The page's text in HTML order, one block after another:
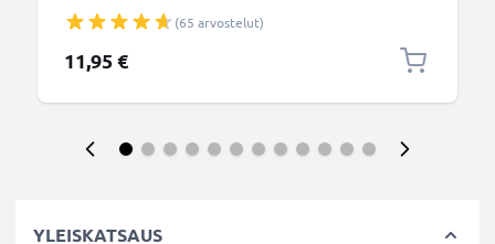
laturi
(65 arvostelut)
11,95 €
YLEISKATSAUS